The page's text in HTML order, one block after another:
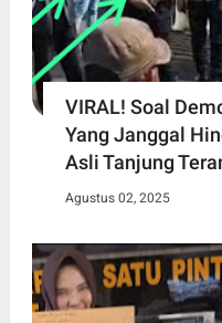
VIRAL! Soal
Yang Janggal
Asli Tanjung
Agustus 02, 2025